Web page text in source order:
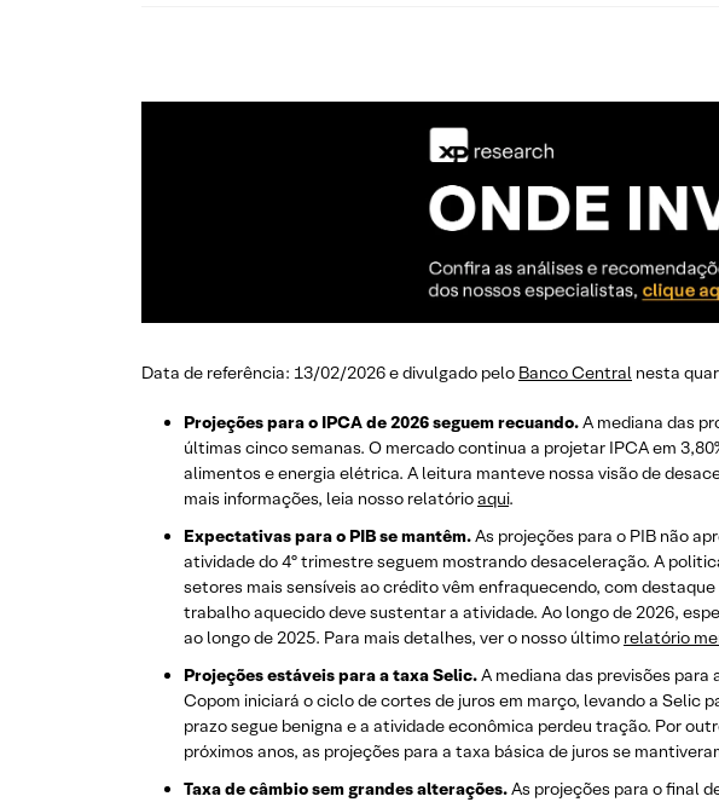
Data de referência: 13/02/2026 e divulgado pelo Banco Central nesta
Projeções para o IPCA de 2026 seguem recuando.A mediana das
últimas cinco semanas. O mercado continua a projetar IPCA em
alimentos e energia elétrica. A leitura manteve nossa visão de
mais informações, leia nosso relatórioaqui.
Expectativas para o PIB se mantêm.As projeções para o PIB não
atividade do 4º trimestre seguem mostrando desaceleração. A
setores mais sensíveis ao crédito vêm enfraquecendo, com
trabalho aquecido deve sustentar a atividade. Ao longo de 2026,
ao longo de 2025. Para mais detalhes, ver o nosso último relatório
Projeções estáveis para a taxa Selic.A mediana das previsões para
Copom iniciará o ciclo de cortes de juros em março, levando a Selic
prazo segue benigna e a atividade econômica perdeu tração. Por
próximos anos, as projeções para a taxa básica de juros se
Taxa de câmbio sem grandes alterações.As projeções para o final